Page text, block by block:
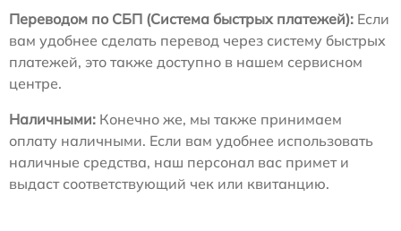
Переводом по СБП (Система быстрых платежей): Если
вам удобнее сделать перевод через систему быстрых
платежей, это также доступно в нашем сервисном
центре.
Наличными: Конечно же, мы также принимаем
оплату наличными. Если вам удобнее использовать
наличные средства, наш персонал вас примет и
выдаст соответствующий чек или квитанцию.